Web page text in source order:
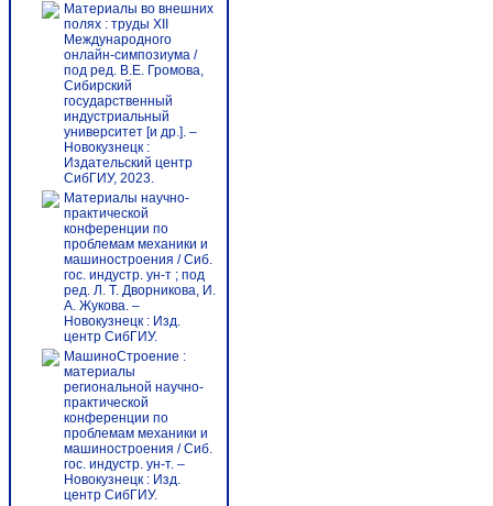
Материалы во внешних
полях : труды XII
Международного
онлайн-симпозиума /
под ред. В.Е. Громова,
Сибирский
государственный
индустриальный
университет [и др.]. –
Новокузнецк :
Издательский центр
СибГИУ, 2023.
Материалы научно-
практической
конференции по
проблемам механики и
машиностроения / Сиб.
гос. индустр. ун-т ; под
ред. Л. Т. Дворникова, И.
А. Жукова. –
Новокузнецк : Изд.
центр СибГИУ.
МашиноСтроение :
материалы
региональной научно-
практической
конференции по
проблемам механики и
машиностроения / Сиб.
гос. индустр. ун-т. –
Новокузнецк : Изд.
центр СибГИУ.